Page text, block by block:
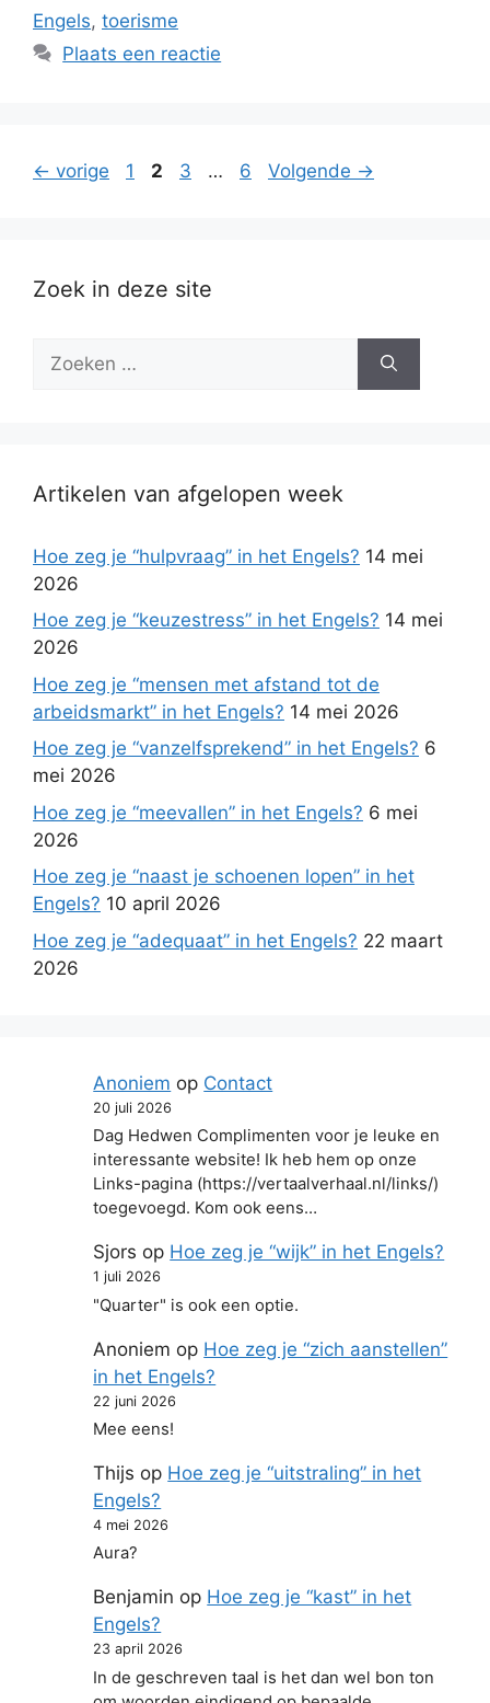
Engels, toerisme
Plaats een reactie
← vorige Pagina
1 Pagina
2 Pagina
3 … Pagina
6 Volgende →
Zoek in deze site
naar:
Artikelen van afgelopen week
Hoe zeg je “hulpvraag” in het Engels? 14 mei
2026
Hoe zeg je “keuzestress” in het Engels? 14 mei
2026
Hoe zeg je “mensen met afstand tot de
arbeidsmarkt” in het Engels? 14 mei 2026
Hoe zeg je “vanzelfsprekend” in het Engels? 6
mei 2026
Hoe zeg je “meevallen” in het Engels? 6 mei
2026
Hoe zeg je “naast je schoenen lopen” in het
Engels? 10 april 2026
Hoe zeg je “adequaat” in het Engels? 22 maart
2026
Anoniem op Contact
20 juli 2026
Dag Hedwen Complimenten voor je leuke en
interessante website! Ik heb hem op onze
Links-pagina (https://vertaalverhaal.nl/links/)
toegevoegd. Kom ook eens…
Sjors op Hoe zeg je “wijk” in het Engels?
1 juli 2026
"Quarter" is ook een optie.
Anoniem op Hoe zeg je “zich aanstellen”
in het Engels?
22 juni 2026
Mee eens!
Thijs op Hoe zeg je “uitstraling” in het
Engels?
4 mei 2026
Aura?
Benjamin op Hoe zeg je “kast” in het
Engels?
23 april 2026
In de geschreven taal is het dan wel bon ton